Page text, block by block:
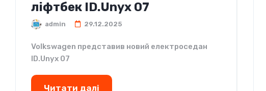
ліфтбек ID.Unyx 07
admin 29.12.2025
Volkswagen представив новий електроседан
ID.Unyx 07
Читати далі